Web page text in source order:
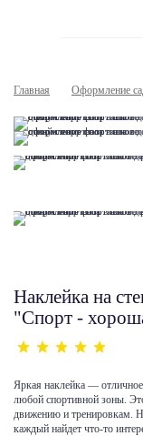
Главная Оформление
Наклейка на
"Спорт -
Яркая наклейка —
любой спортивной зоны.
движению и тренировкам.
каждый найдет что-то